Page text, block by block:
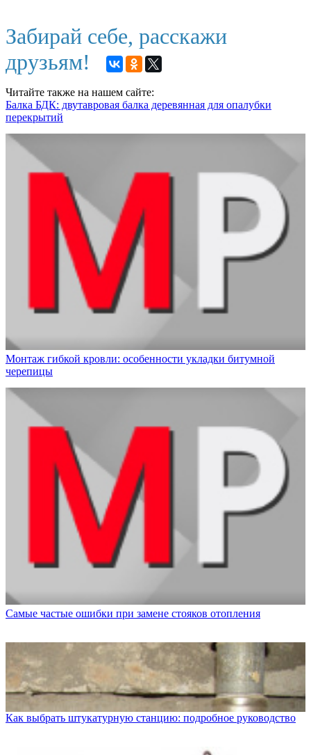
Забирай себе, расскажи
друзьям!
Читайте также на нашем сайте:
Балка БДК: двутавровая балка деревянная для опалубки
перекрытий
Монтаж гибкой кровли: особенности укладки битумной
черепицы
Самые частые ошибки при замене стояков отопления
Как выбрать штукатурную станцию: подробное руководство